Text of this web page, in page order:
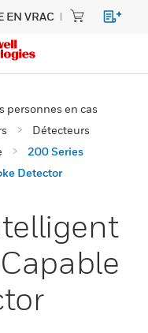
EN VRAC
personnes en cas
Détecteurs
200 Series
Detector